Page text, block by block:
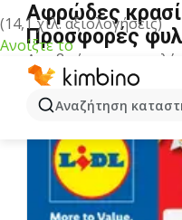
(14,1 χιλ. αξιολογήσεις)
Ανοίξτε το
Αναζήτηση
Αφρώδες
Προσφορές
Δεν βρήκαμε
Άλλα φυλλάδια